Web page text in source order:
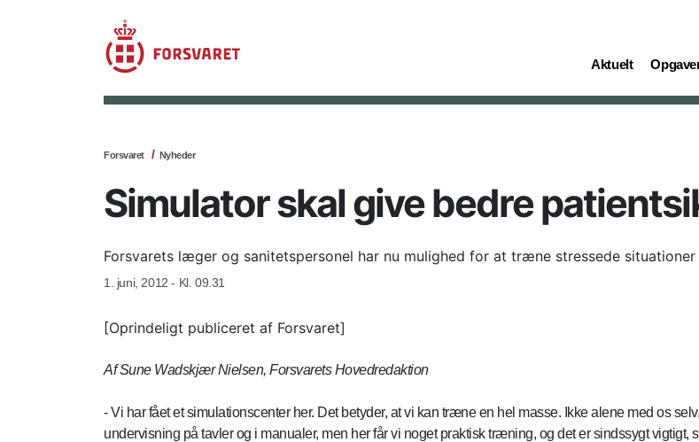
Aktuelt
(current) (current)
Forsvaret Nyheder
Simulator skal give bedre
Forsvarets læger og sanitetspersonel har nu mulighed for at træne stressede
1. juni, 2012 - Kl. 09.31
[Oprindeligt publiceret af Forsvaret]
Af Sune Wadskjær Nielsen, Forsvarets Hovedredaktion
- Vi har fået et simulationscenter her. Det betyder, at vi kan træne en hel masse. Ikke alene med os
undervisning på tavler og i manualer, men her får vi noget praktisk træning, og det er sindssygt